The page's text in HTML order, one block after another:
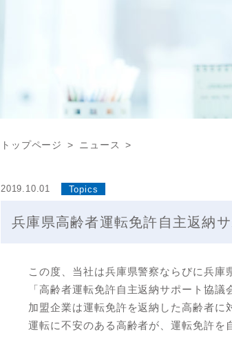
トップページ ニュース
2019.10.01 Topics
兵庫県高齢者運転免許自主返納
この度、当社は兵庫県警察ならびに兵庫
「高齢者運転免許自主返納サポート協議
加盟企業は運転免許を返納した高齢者に
運転に不安のある高齢者が、運転免許を